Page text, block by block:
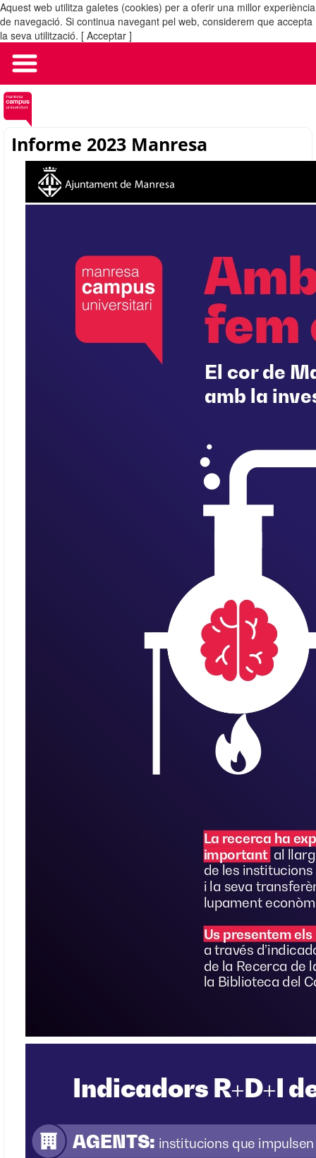
Aquest web utilitza galetes (cookies) per a oferir una millor experiència
de navegació. Si continua navegant pel web, considerem que accepta
la seva utilització. [ Acceptar ]
MENÚ
Informe 2023 Manresa